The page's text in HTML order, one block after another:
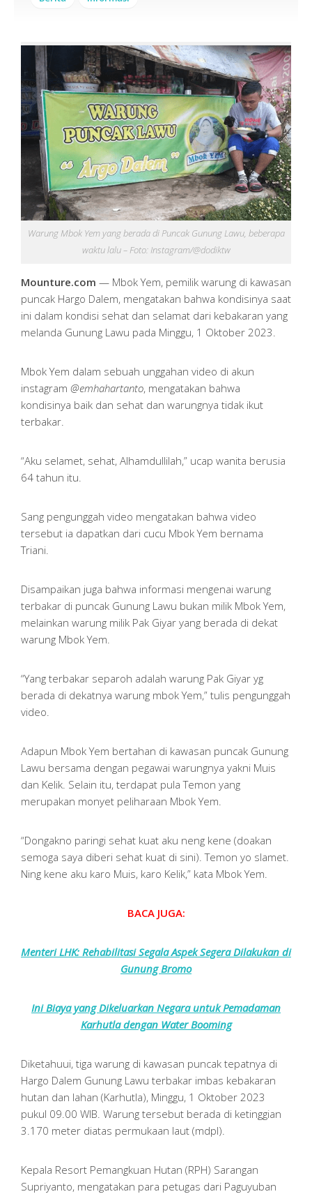
Warung Mbok Yem yang berada di Puncak Gunung Lawu, beberapa
waktu lalu – Foto: Instagram/@dodiktw
Mounture.com — Mbok Yem, pemilik warung di kawasan
puncak Hargo Dalem, mengatakan bahwa kondisinya saat
ini dalam kondisi sehat dan selamat dari kebakaran yang
melanda Gunung Lawu pada Minggu, 1 Oktober 2023.
Mbok Yem dalam sebuah unggahan video di akun
instagram @emhahartanto, mengatakan bahwa
kondisinya baik dan sehat dan warungnya tidak ikut
terbakar.
“Aku selamet, sehat, Alhamdullilah,” ucap wanita berusia
64 tahun itu.
Sang pengunggah video mengatakan bahwa video
tersebut ia dapatkan dari cucu Mbok Yem bernama
Triani.
Disampaikan juga bahwa informasi mengenai warung
terbakar di puncak Gunung Lawu bukan milik Mbok Yem,
melainkan warung milik Pak Giyar yang berada di dekat
warung Mbok Yem.
“Yang terbakar separoh adalah warung Pak Giyar yg
berada di dekatnya warung mbok Yem,” tulis pengunggah
video.
Adapun Mbok Yem bertahan di kawasan puncak Gunung
Lawu bersama dengan pegawai warungnya yakni Muis
dan Kelik. Selain itu, terdapat pula Temon yang
merupakan monyet peliharaan Mbok Yem.
“Dongakno paringi sehat kuat aku neng kene (doakan
semoga saya diberi sehat kuat di sini). Temon yo slamet.
Ning kene aku karo Muis, karo Kelik,” kata Mbok Yem.
BACA JUGA:
Menteri LHK: Rehabilitasi Segala Aspek Segera Dilakukan di
Gunung Bromo
Ini Biaya yang Dikeluarkan Negara untuk Pemadaman
Karhutla dengan Water Booming
Diketahuui, tiga warung di kawasan puncak tepatnya di
Hargo Dalem Gunung Lawu terbakar imbas kebakaran
hutan dan lahan (Karhutla), Minggu, 1 Oktober 2023
pukul 09.00 WIB. Warung tersebut berada di ketinggian
3.170 meter diatas permukaan laut (mdpl).
Kepala Resort Pemangkuan Hutan (RPH) Sarangan
Supriyanto, mengatakan para petugas dari Paguyuban